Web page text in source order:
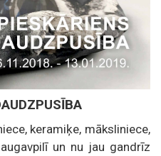
keramiķe, māksliniece,
un nu jau gandrīz